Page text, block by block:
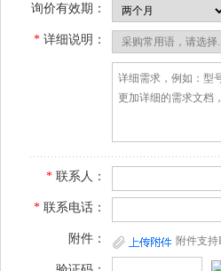
询价有效期：
* 详细说明：
* 联系人：
* 联系电话：
附件： 附件支持